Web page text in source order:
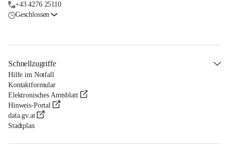
+43 4276 25110
Geschlossen
Schnellzugriffe
Hilfe im Notfall
Kontaktformular
Elektronisches Amtsblatt
Hinweis-Portal
data.gv.at
Stadtplan